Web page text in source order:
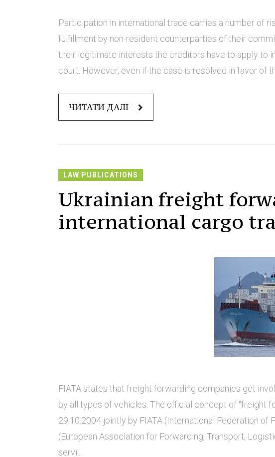
Participation in international trade carries a number of
fulfillment by non-resident counterparties of their
their legitimate interests the creditors have to apply to
court. However, even if the case is resolved in favor of
ЧИТАТИ ДАЛІ
LAW PUBLICATIONS
Ukrainian freight
international cargo
FIATA states that freight forwarding companies get
by all types of vehicles. The official concept of “freight
29.10.2004 jointly by FIATA (International Federation of
(European Association for Forwarding, Transport,
servi...